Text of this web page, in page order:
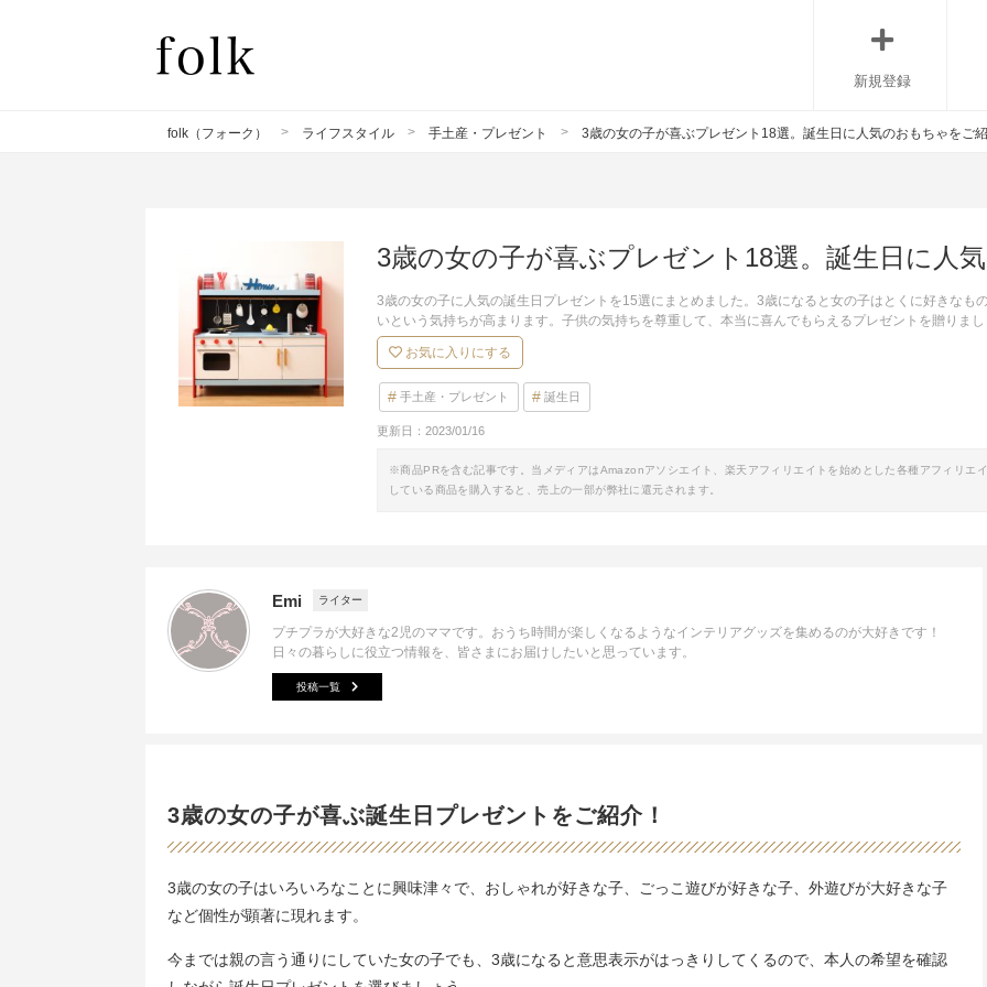
新規登録
folk（フォーク） ライフスタイル 手土産・プレゼント 3歳の女の子が喜ぶプレゼント18選。誕生日に人気のおもちゃをご
3歳の女の子が喜ぶプレゼント18選。誕生日に人
3歳の女の子に人気の誕生日プレゼントを15選にまとめました。3歳になると女の子はとくに好きなも
いという気持ちが高まります。子供の気持ちを尊重して、本当に喜んでもらえるプレゼントを贈りま
お気に入りにする
手土産・プレゼント 誕生日
更新日： 2023/01/16
※商品PRを含む記事です。当メディアはAmazonアソシエイト、楽天アフィリエイトを始めとした各種アフィリエ
している商品を購入すると、売上の一部が弊社に還元されます。
Emi ライター
プチプラが大好きな2児のママです。おうち時間が楽しくなるようなインテリアグッズを集めるのが大好きです！
日々の暮らしに役立つ情報を、皆さまにお届けしたいと思っています。
投稿一覧
3歳の女の子が喜ぶ誕生日プレゼントをご紹介！
3歳の女の子はいろいろなことに興味津々で、おしゃれが好きな子、ごっこ遊びが好きな子、外遊びが大好きな子
など個性が顕著に現れます。
今までは親の言う通りにしていた女の子でも、3歳になると意思表示がはっきりしてくるので、本人の希望を確認